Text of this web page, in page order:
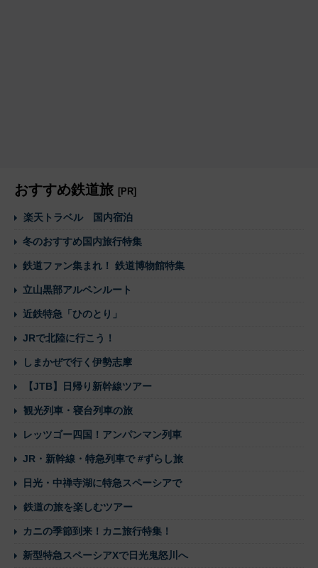
おすすめ鉄道旅 [PR]
楽天トラベル 国内宿泊
冬のおすすめ国内旅行特集
鉄道ファン集まれ！ 鉄道博物館特集
立山黒部アルペンルート
近鉄特急「ひのとり」
JRで北陸に行こう！
しまかぜで行く伊勢志摩
【JTB】日帰り新幹線ツアー
観光列車・寝台列車の旅
レッツゴー四国！アンパンマン列車
JR・新幹線・特急列車で #ずらし旅
日光・中禅寺湖に特急スペーシアで
鉄道の旅を楽しむツアー
カニの季節到来！カニ旅行特集！
新型特急スペーシアXで日光鬼怒川へ